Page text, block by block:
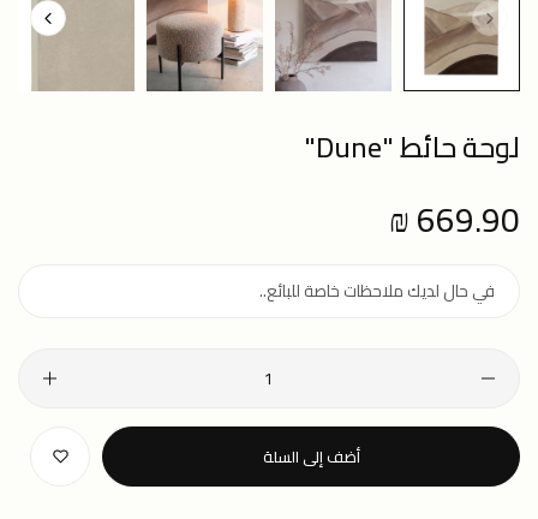
لوحة حائط "Dune"
Regular
price
669.90 ₪
أضف إلى السلة